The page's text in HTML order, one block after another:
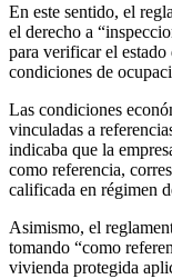
En este sentido, el
el derecho a
para verificar el
condiciones de
Las condiciones
vinculadas a
indicaba que la
como referencia,
calificada en régimen
Asimismo, el
tomando “como
vivienda protegida